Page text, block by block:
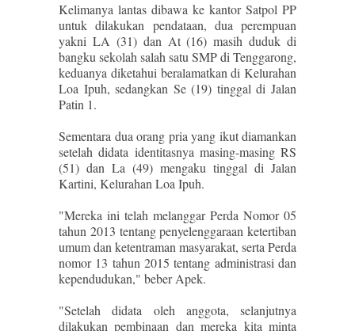
Kelimanya lantas dibawa ke kantor Satpol PP
untuk dilakukan pendataan, dua perempuan
yakni LA (31) dan At (16) masih duduk di
bangku sekolah salah satu SMP di Tenggarong,
keduanya diketahui beralamatkan di Kelurahan
Loa Ipuh, sedangkan Se (19) tinggal di Jalan
Patin 1.
Sementara dua orang pria yang ikut diamankan
setelah didata identitasnya masing-masing RS
(51) dan La (49) mengaku tinggal di Jalan
Kartini, Kelurahan Loa Ipuh.
"Mereka ini telah melanggar Perda Nomor 05
tahun 2013 tentang penyelenggaraan ketertiban
umum dan ketentraman masyarakat, serta Perda
nomor 13 tahun 2015 tentang administrasi dan
kependudukan," beber Apek.
"Setelah didata oleh anggota, selanjutnya
dilakukan pembinaan dan mereka kita minta